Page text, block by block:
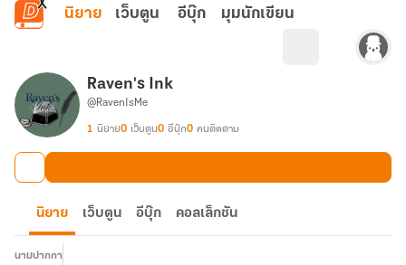
ข้ามไปยังเนื้อหาหลัก
นิยาย เว็บตูน อีบุ๊ก มุมนักเขียน
Raven's Ink
@RavenIsMe
1 นิยาย0 เว็บตูน0 อีบุ๊ก0 คนติดตาม
นิยาย เว็บตูน อีบุ๊ก คอลเล็กชัน
นามปากกา